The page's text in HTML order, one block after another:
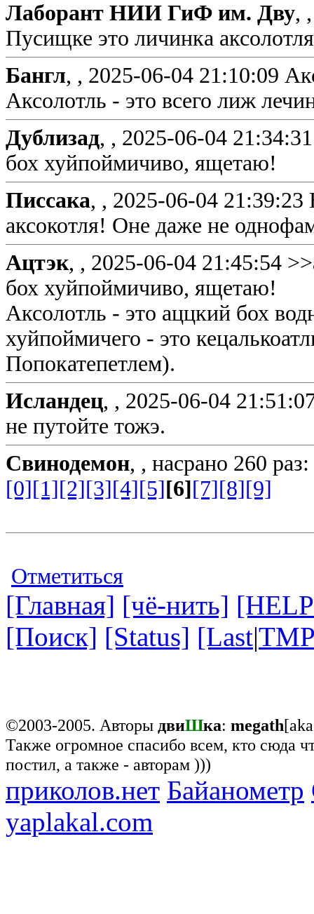
Лаборант НИИ ГиФ им. Дву,
Пусищке это личинка
Бангл, , 2025-06-04 21:10:09
Аксолотль - это всего лиж
Дублизад, , 2025-06-04 21:34:31
бох хуйпоймичиво, ящетаю!
Писсака, , 2025-06-04 21:39:23
аксокотля! Оне даже не
Ацтэк, , 2025-06-04 21:45:54
бох хуйпоймичиво, ящетаю!
Аксолотль - это аццкий бох
хуйпоймичего - это
Попокатепетлем).
Исландец, , 2025-06-04
не путойте тожэ.
Свинодемон, , насрано 260 раз:
[0][1][2][3][4][5][6][7][8][9]
Отметиться
[Главная] [чё-нить]
[Поиск] [Status] [Last|
©2003-2005. Авторы двиШка: megath
Также огромное спасибо всем, кто сюда
постил, а также - авторам )))
приколов.нет Байанометр
yaplakal.com